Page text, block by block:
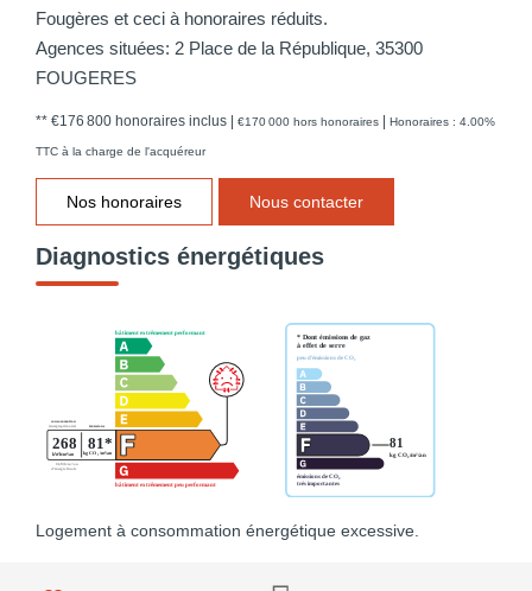
Fougères et ceci à honoraires réduits.
Agences situées: 2 Place de la République, 35300
FOUGERES
** €176 800 honoraires inclus | €170 000 hors honoraires | Honoraires : 4.00%
TTC à la charge de l'acquéreur
Nos honoraires Nous contacter
Diagnostics énergétiques
Logement à consommation énergétique excessive.